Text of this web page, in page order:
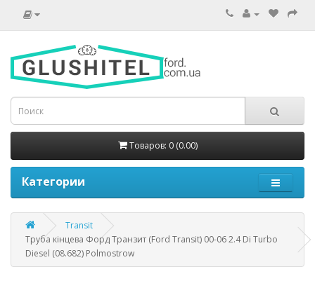
Товаров: 0 (0.00)
Категории
Transit
Труба кінцева Форд Транзит (Ford Transit) 00-06 2.4 Di Turbo
Diesel (08.682) Polmostrow